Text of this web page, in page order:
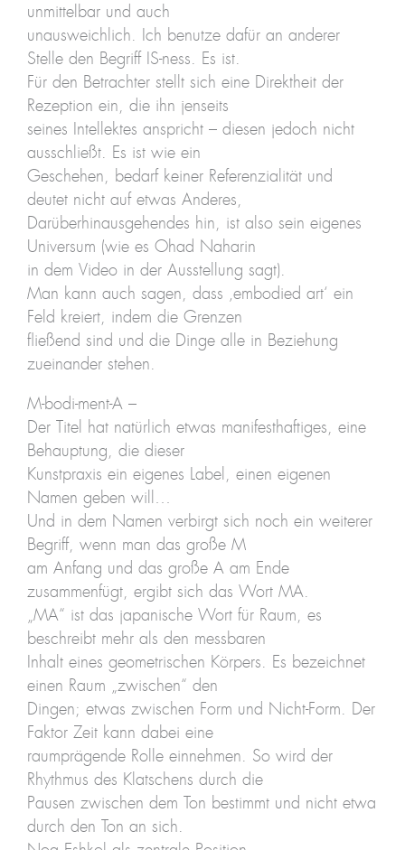
unmittelbar und auch
unausweichlich. Ich benutze dafür an anderer
Stelle den Begriff IS-ness. Es ist.
Für den Betrachter stellt sich eine Direktheit der
Rezeption ein, die ihn jenseits
seines Intellektes anspricht – diesen jedoch nicht
ausschließt. Es ist wie ein
Geschehen, bedarf keiner Referenzialität und
deutet nicht auf etwas Anderes,
Darüberhinausgehendes hin, ist also sein eigenes
Universum (wie es Ohad Naharin
in dem Video in der Ausstellung sagt).
Man kann auch sagen, dass ‚embodied art‘ ein
Feld kreiert, indem die Grenzen
fließend sind und die Dinge alle in Beziehung
zueinander stehen.
M-bodi-ment-A –
Der Titel hat natürlich etwas manifesthaftiges, eine
Behauptung, die dieser
Kunstpraxis ein eigenes Label, einen eigenen
Namen geben will…
Und in dem Namen verbirgt sich noch ein weiterer
Begriff, wenn man das große M
am Anfang und das große A am Ende
zusammenfügt, ergibt sich das Wort MA.
„MA“ ist das japanische Wort für Raum, es
beschreibt mehr als den messbaren
Inhalt eines geometrischen Körpers. Es bezeichnet
einen Raum „zwischen“ den
Dingen; etwas zwischen Form und Nicht-Form. Der
Faktor Zeit kann dabei eine
raumprägende Rolle einnehmen. So wird der
Rhythmus des Klatschens durch die
Pausen zwischen dem Ton bestimmt und nicht etwa
durch den Ton an sich.